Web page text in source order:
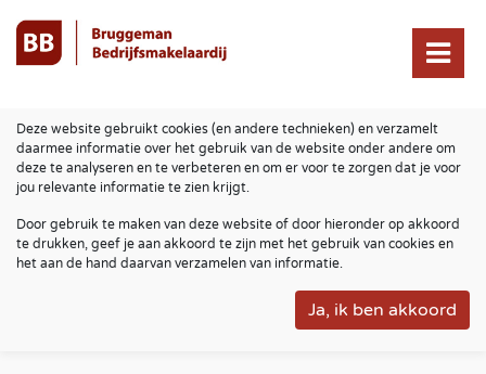
Deze website gebruikt cookies (en andere technieken) en verzamelt
daarmee informatie over het gebruik van de website onder andere om
deze te analyseren en te verbeteren en om er voor te zorgen dat je voor
jou relevante informatie te zien krijgt.
Door gebruik te maken van deze website of door hieronder op akkoord
te drukken, geef je aan akkoord te zijn met het gebruik van cookies en
het aan de hand daarvan verzamelen van informatie.